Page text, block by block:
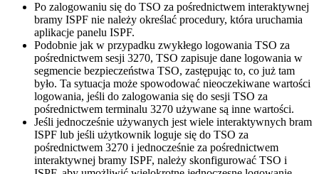
Po zalogowaniu się do TSO za pośrednictwem interaktywnej
bramy ISPF nie należy określać procedury, która uruchamia
aplikacje panelu ISPF.
Podobnie jak w przypadku zwykłego logowania TSO za
pośrednictwem sesji 3270, TSO zapisuje dane logowania w
segmencie bezpieczeństwa TSO, zastępując to, co już tam
było. Ta sytuacja może spowodować nieoczekiwane wartości
logowania, jeśli do zalogowania się do sesji TSO za
pośrednictwem terminalu 3270 używane są inne wartości.
Jeśli jednocześnie używanych jest wiele interaktywnych bram
ISPF lub jeśli użytkownik loguje się do TSO za
pośrednictwem 3270 i jednocześnie za pośrednictwem
interaktywnej bramy ISPF, należy skonfigurować TSO i